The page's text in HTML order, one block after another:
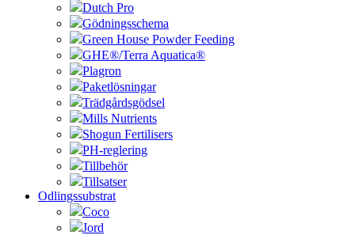
Dutch Pro
Gödningsschema
Green House Powder Feeding
GHE®/Terra Aquatica®
Plagron
Paketlösningar
Trädgårdsgödsel
Mills Nutrients
Shogun Fertilisers
PH-reglering
Tillbehör
Tillsatser
Odlingssubstrat
Coco
Jord